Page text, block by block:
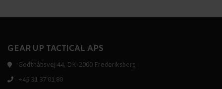
GEAR UP TACTICAL APS
Godthåbsvej 44, DK-2000 Frederiksberg
+45 31 37 01 80